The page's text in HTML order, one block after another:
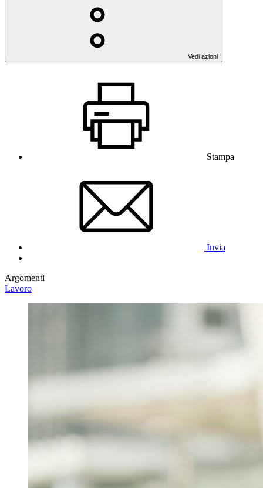
Vedi azioni
Stampa
Invia
Argomenti
Lavoro